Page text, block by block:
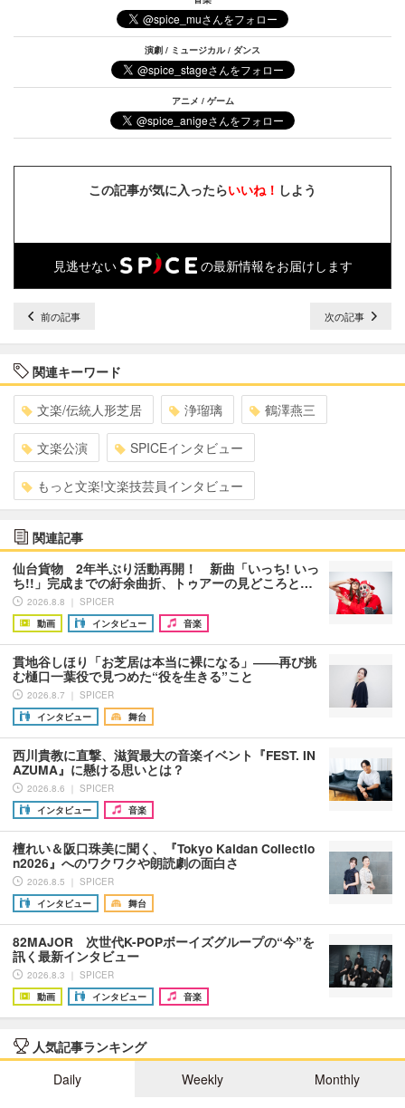
演劇 / ミュージカル / ダンス
アニメ / ゲーム
この記事が気に入ったらいいね！ しよう
見逃せない の最新情報をお届けします
前の記事 次の記事
関連キーワード
文楽/伝統人形芝居 浄瑠璃 鶴澤燕三
文楽公演 SPICEインタビュー
もっと文楽!文楽技芸員インタビュー
関連記事
仙台貨物 2年半ぶり活動再開！ 新曲「いっち! いっ
ち!!」完成までの紆余曲折、トゥアーの見どころと…
2026.8.8 ｜ SPICER
動画
インタビュー 音楽
貫地谷しほり「お芝居は本当に裸になる」――再び挑
む樋口一葉役で見つめた“役を生きる”こと
2026.8.7 ｜ SPICER
インタビュー
舞台
西川貴教に直撃、滋賀最大の音楽イベント『FEST. IN
AZUMA』に懸ける思いとは？
2026.8.6 ｜ SPICER
インタビュー
音楽
檀れい＆阪口珠美に聞く、『Tokyo Kaidan Collectio
n2026』へのワクワクや朗読劇の面白さ
2026.8.5 ｜ SPICER
インタビュー
舞台
82MAJOR 次世代K-POPボーイズグループの“今”を
訊く最新インタビュー
2026.8.3 ｜ SPICER
動画
インタビュー 音楽
人気記事ランキング
Daily
Weekly Monthly